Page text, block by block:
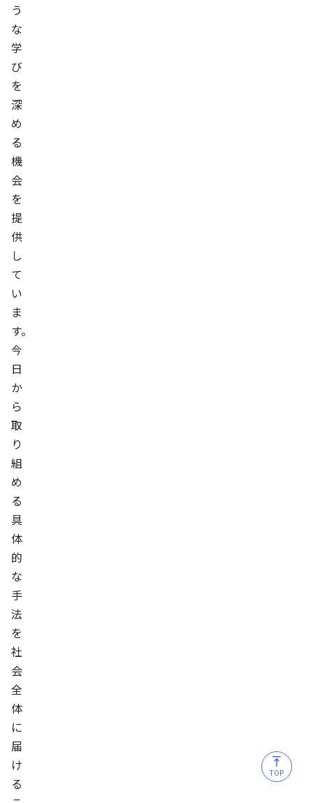
う
な
学
び
を
深
め
る
機
会
を
提
供
し
て
い
ま
す。
今
日
か
ら
取
り
組
め
る
具
体
的
な
手
法
を
社
会
全
体
に
届
け
る
TOP